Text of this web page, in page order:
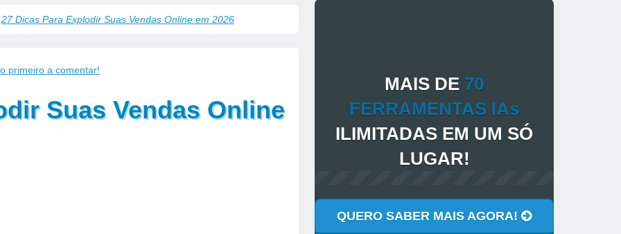
27 Dicas Para Explodir Suas Vendas Online em 2026
primeiro a comentar!
Suas Vendas Online
MAIS DE 70
FERRAMENTAS IAs
ILIMITADAS EM UM SÓ
LUGAR!
QUERO SABER MAIS AGORA!